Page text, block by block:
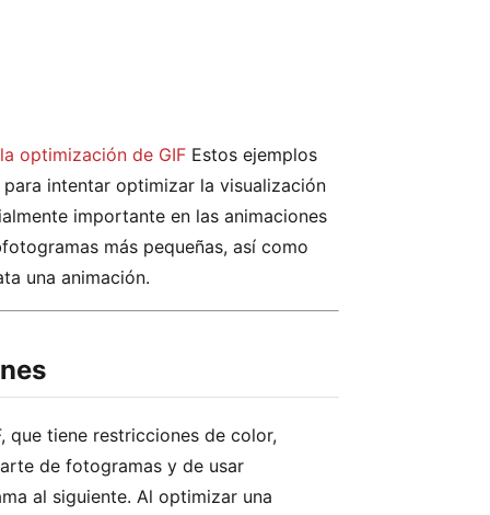
optimización de GIF Estos ejemplos
para intentar optimizar la visualización
importante en las animaciones
más pequeñas, así como
una animación.
que tiene restricciones de color,
de fotogramas y de usar
al siguiente. Al optimizar una